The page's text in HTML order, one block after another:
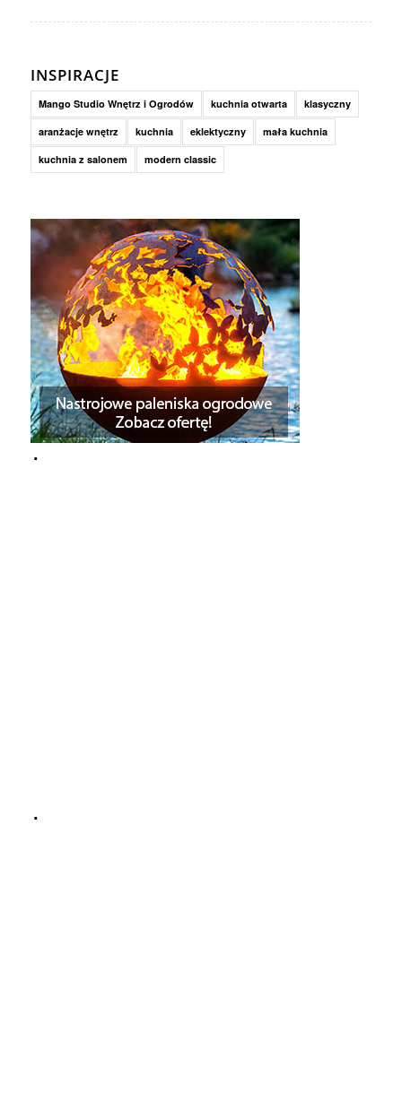
INSPIRACJE
Mango Studio Wnętrz i Ogrodów kuchnia otwarta klasyczny
aranżacje wnętrz kuchnia eklektyczny mała kuchnia
kuchnia z salonem modern classic